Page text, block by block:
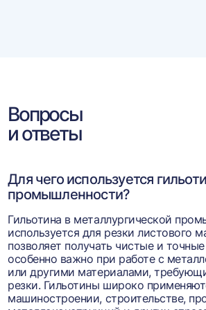
Вопросы
и ответы
Для чего используется
промышленности?
Гильотина в металлургической
используется для резки листового
позволяет получать чистые и
особенно важно при работе с
или другими материалами,
резки. Гильотины широко
машиностроении, строительстве,